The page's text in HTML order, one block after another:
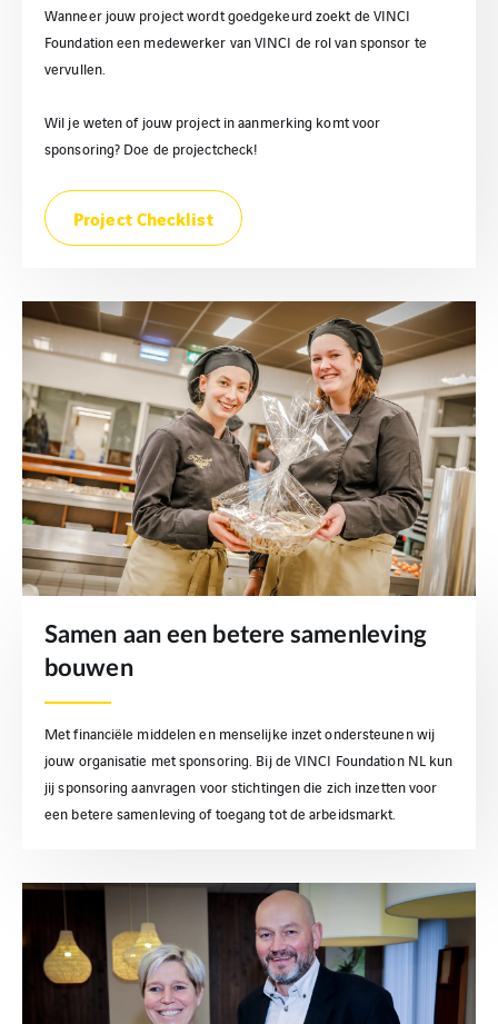
Wanneer jouw project wordt goedgekeurd zoekt de VINCI
Foundation een medewerker van VINCI de rol van sponsor te
vervullen.
Wil je weten of jouw project in aanmerking komt voor
sponsoring? Doe de projectcheck!
Project Checklist
Samen aan een betere samenleving
bouwen
Met financiële middelen en menselijke inzet ondersteunen wij
jouw organisatie met sponsoring. Bij de VINCI Foundation NL kun
jij sponsoring aanvragen voor stichtingen die zich inzetten voor
een betere samenleving of toegang tot de arbeidsmarkt.